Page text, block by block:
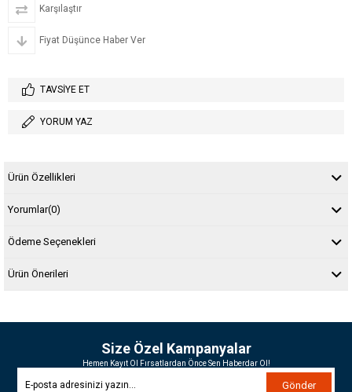
Karşılaştır
Fiyat Düşünce Haber Ver
TAVSIYE ET
YORUM YAZ
Ürün Özellikleri
Yorumlar(0)
Ödeme Seçenekleri
Ürün Önerileri
Size Özel Kampanyalar
Hemen Kayıt Ol Fırsatlardan Önce Sen Haberdar Ol!
Gönder